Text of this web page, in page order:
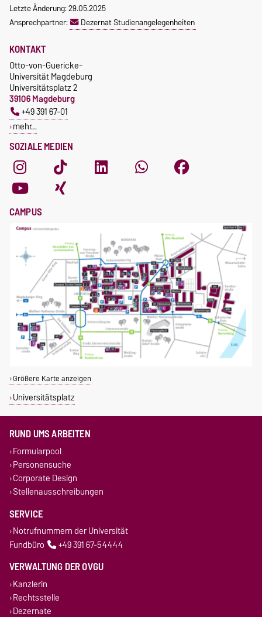
Letzte Änderung: 29.05.2025
Ansprechpartner:
Dezernat Studienangelegenheiten
SOZIALE MEDIEN
KONTAKT
Otto-von-Guericke-
Universität Magdeburg
Universitätsplatz 2
39106 Magdeburg
+49 391 67-01
mehr…
CAMPUS
Größere Karte anzeigen
Universitätsplatz
RUND UMS ARBEITEN
Formularpool
Personensuche
Corporate Design
Stellenausschreibungen
SERVICE
Notrufnummern der Universität
Fundbüro
+49 391 67-54444
VERWALTUNG DER OVGU
Kanzlerin
Rechtsstelle
Dezernate